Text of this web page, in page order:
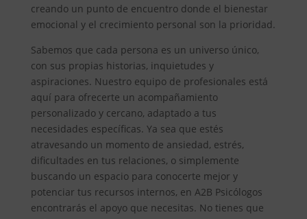
creando un punto de encuentro donde el bienestar
emocional y el crecimiento personal son la prioridad.
Sabemos que cada persona es un universo único,
con sus propias historias, inquietudes y
aspiraciones. Nuestro equipo de profesionales está
aquí para ofrecerte un acompañamiento
personalizado y cercano, adaptado a tus
necesidades específicas. Ya sea que estés
atravesando un momento de ansiedad, estrés,
dificultades en tus relaciones, o simplemente
buscando un espacio para conocerte mejor y
potenciar tus recursos internos, en A2B Psicólogos
encontrarás el apoyo que necesitas. No tienes que